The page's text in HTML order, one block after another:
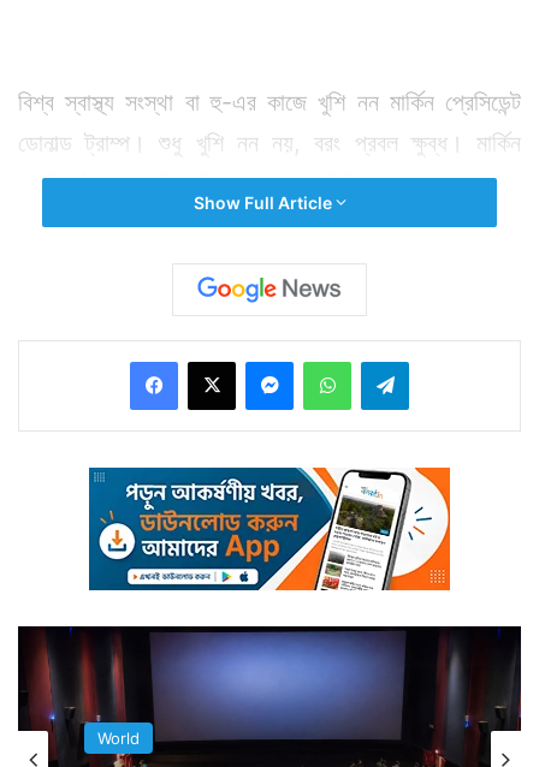
বিশ্ব স্বাস্থ্য সংস্থা বা হু-এর কাজে খুশি নন মার্কিন প্রেসিডেন্ট
ডোনাল্ড ট্রাম্প। শুধু খুশি নন নয়, বরং প্রবল ক্ষুব্ধ। মার্কিন
প্রেসিডেন্ট খোলাখুলি দাবি করেছেন যে তিনি দেখছেন যে করোনা
প্রাদুর্ভাব দেখা দেওয়ার পর থেকেই হু যেন একটু বেশি চিনকে নিয়ে
মাতামাতি করছে। চিনের প্রতি হু-এর টান তিনি মেনে নিচ্ছেন না
বলে জানিয়ে ট্রাম্প বলেন তিনি মার্কিন মুলুক থেকে হু-কে অর্থ
প্রদান বন্ধ করার নির্দেশ দিয়েছেন। প্রসঙ্গগত মার্কিন যুক্তরাষ্ট্র
থেকে হু-তে আর্থিক সাহায্য যায় হু-এর মোট অর্থের ১৫ শতাংশের
মত। সেই অর্থ প্রদান আপাতত মার্কিন মুলুক থেকে আসা বন্ধ
Show Full Article
World